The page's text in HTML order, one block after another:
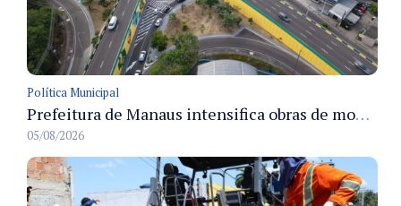
Política Municipal
Prefeitura de Manaus intensifica obras de modernização no viaduto Miguel Arraes para ampliar segurança e acessibilidade na região
05/08/2026